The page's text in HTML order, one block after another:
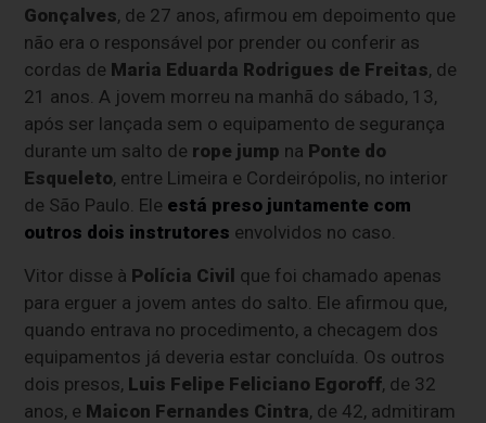
Gonçalves, de 27 anos, afirmou em depoimento que
não era o responsável por prender ou conferir as
cordas de Maria Eduarda Rodrigues de Freitas, de
21 anos. A jovem morreu na manhã do sábado, 13,
após ser lançada sem o equipamento de segurança
durante um salto de rope jump na Ponte do
Esqueleto, entre Limeira e Cordeirópolis, no interior
de São Paulo. Ele está preso juntamente com
outros dois instrutores envolvidos no caso.
Vitor disse à Polícia Civil que foi chamado apenas
para erguer a jovem antes do salto. Ele afirmou que,
quando entrava no procedimento, a checagem dos
equipamentos já deveria estar concluída. Os outros
dois presos, Luis Felipe Feliciano Egoroff, de 32
anos, e Maicon Fernandes Cintra, de 42, admitiram